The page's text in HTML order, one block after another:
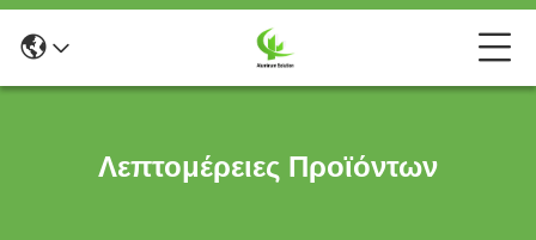
Λεπτομέρειες Προϊόντων